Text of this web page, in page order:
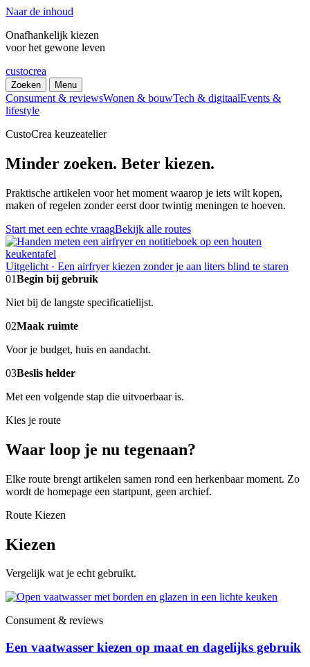
Naar de inhoud
Onafhankelijk kiezen
voor het gewone leven
custocrea
Zoeken Menu
Consument & reviewsWonen & bouwTech & digitaalEvents &
lifestyle
CustoCrea keuzeatelier
Minder zoeken. Beter kiezen.
Praktische artikelen voor het moment waarop je iets wilt kopen,
maken of regelen zonder eerst door twintig meningen te hoeven.
Start met een echte vraagBekijk alle routes
Uitgelicht · Een airfryer kiezen zonder je aan liters blind te staren
01Begin bij gebruik
Niet bij de langste specificatielijst.
02Maak ruimte
Voor je budget, huis en aandacht.
03Beslis helder
Met een volgende stap die uitvoerbaar is.
Kies je route
Waar loop je nu tegenaan?
Elke route brengt artikelen samen rond een herkenbaar moment. Zo
wordt de homepage een startpunt, geen archief.
Route Kiezen
Kiezen
Vergelijk wat je echt gebruikt.
Consument & reviews
Een vaatwasser kiezen op maat en dagelijks gebruik